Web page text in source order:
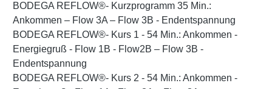
BODEGA REFLOW®- Kurzprogramm 35 Min.:
Ankommen – Flow 3A – Flow 3B - Endentspannung
BODEGA REFLOW®- Kurs 1 - 54 Min.: Ankommen -
Energiegruß - Flow 1B - Flow2B – Flow 3B -
Endentspannung
BODEGA REFLOW®- Kurs 2 - 54 Min.: Ankommen -